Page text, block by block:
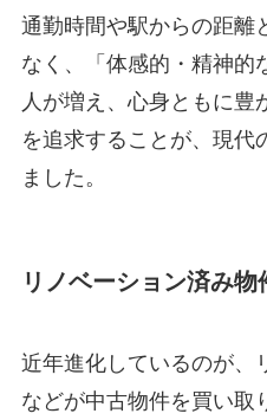
通勤時間や駅からの距離
なく、「体感的・精神的
人が増え、心身ともに豊
を追求することが、現代
ました。
リノベーション済み物
近年進化しているのが、
などが中古物件を買い取